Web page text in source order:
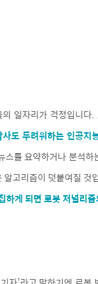
일자리가 걱정입니다
도 두려워하는 인공지
를 요약하거나 분석하
고리즘이 덧붙여질
하게 되면 로봇 저널리